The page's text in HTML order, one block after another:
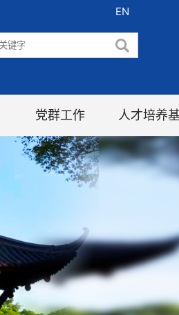
EN
党群工作 人才培养